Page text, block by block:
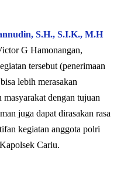
S.H., S.I.K., M.H
G Hamonangan,
tersebut (penerimaan
lebih merasakan
dengan tujuan
juga dapat dirasakan rasa
kegiatan anggota polri
Cariu.